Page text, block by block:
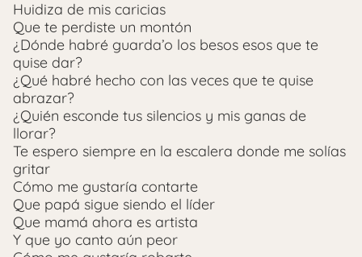
Huidiza de mis caricias
Que te perdiste un montón
¿Dónde habré guarda’o los besos esos que te
quise dar?
¿Qué habré hecho con las veces que te quise
abrazar?
¿Quién esconde tus silencios y mis ganas de
llorar?
Te espero siempre en la escalera donde me solías
gritar
Cómo me gustaría contarte
Que papá sigue siendo el líder
Que mamá ahora es artista
Y que yo canto aún peor